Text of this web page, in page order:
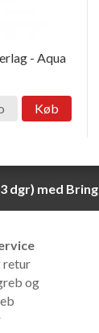
- Aqua
Køb
dgr) med Bring
retur
og